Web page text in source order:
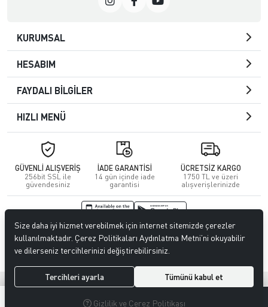
KURUMSAL
HESABIM
FAYDALI BİLGİLER
HIZLI MENÜ
GÜVENLİ ALIŞVERİŞ
256bit SSL ile
güvendesiniz
İADE GARANTİSİ
14 gün içinde iade
garantisi
ÜCRETSİZ KARGO
1750 TL ve üzeri
alışverişlerinizde
© 2026Kuafördepo. Tüm hakları saklıdır.
Hipotenüs ®Yeni Nesil E-Ticaret Sistemleri ile Hazırlanmıştır.
Size daha iyi hizmet verebilmek için internet sitemizde çerezler
kullanılmaktadır. Çerez Politikaları Aydınlatma Metni’ni okuyabilir
ve dilerseniz tercihlerinizi değiştirebilirsiniz.
Tercihleri ayarla Tümünü kabul et
Gizlilik ve Çerez Politikası